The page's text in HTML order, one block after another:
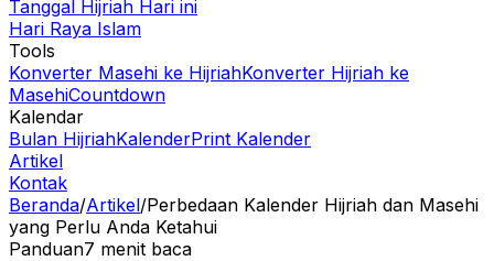
Tanggal Hijriah Hari ini
Hari Raya Islam
Tools
Konverter Masehi ke HijriahKonverter Hijriah ke
MasehiCountdown
Kalendar
Bulan HijriahKalenderPrint Kalender
Artikel
Kontak
Beranda/Artikel/Perbedaan Kalender Hijriah dan Masehi
yang Perlu Anda Ketahui
Panduan7 menit baca